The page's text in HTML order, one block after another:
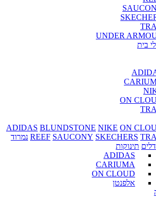
UNDER
בית
ON
ADIDAS BLUNDSTONE NIKE ON
REEF SAUCONY SKECHERS
נמרוד
תינוקות
ADIDAS
CARIUMA
ON CLOUD
אלפנטן